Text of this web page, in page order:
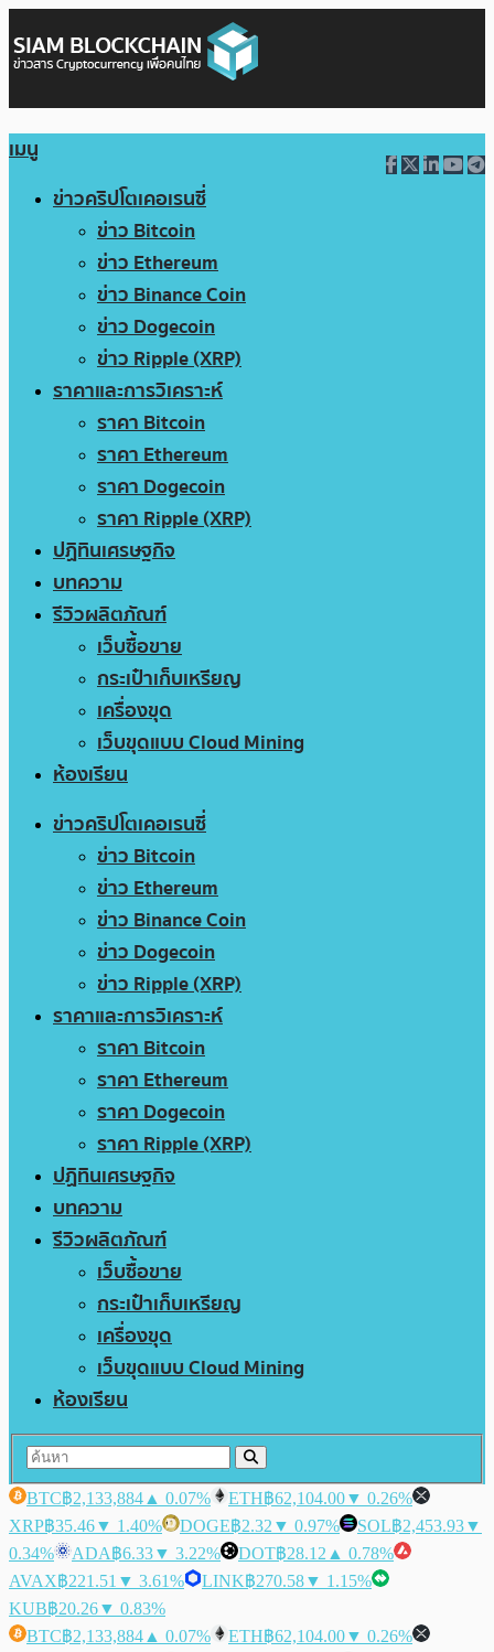
เมนู
ข่าวคริปโตเคอเรนซี่
ข่าว Bitcoin
ข่าว Ethereum
ข่าว Binance Coin
ข่าว Dogecoin
ข่าว Ripple (XRP)
ราคาและการวิเคราะห์
ราคา Bitcoin
ราคา Ethereum
ราคา Dogecoin
ราคา Ripple (XRP)
ปฏิทินเศรษฐกิจ
บทความ
รีวิวผลิตภัณฑ์
เว็บซื้อขาย
กระเป๋าเก็บเหรียญ
เครื่องขุด
เว็บขุดแบบ Cloud Mining
ห้องเรียน
ข่าวคริปโตเคอเรนซี่
ข่าว Bitcoin
ข่าว Ethereum
ข่าว Binance Coin
ข่าว Dogecoin
ข่าว Ripple (XRP)
ราคาและการวิเคราะห์
ราคา Bitcoin
ราคา Ethereum
ราคา Dogecoin
ราคา Ripple (XRP)
ปฏิทินเศรษฐกิจ
บทความ
รีวิวผลิตภัณฑ์
เว็บซื้อขาย
กระเป๋าเก็บเหรียญ
เครื่องขุด
เว็บขุดแบบ Cloud Mining
ห้องเรียน
BTC฿2,133,884 ▲ 0.07% ETH฿62,104.00▼ 0.26%
XRP฿35.46▼ 1.40% DOGE฿2.32 ▼ 0.97% SOL฿2,453.93▼
0.34%
ADA฿6.33▼ 3.22% DOT฿28.12 ▲ 0.78%
AVAX฿221.51 ▼ 3.61% LINK฿270.58▼ 1.15%
KUB฿20.26▼ 0.83%
BTC฿2,133,884 ▲ 0.07% ETH฿62,104.00▼ 0.26%